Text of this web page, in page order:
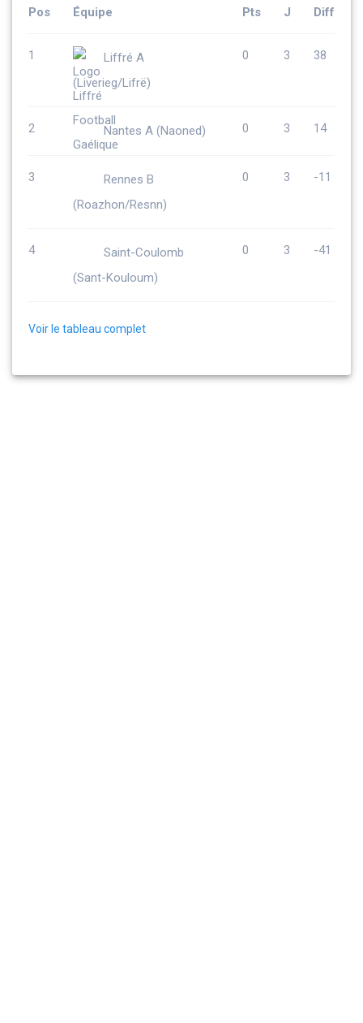
Pos Équipe Pts J Diff
1
Liffré A
(Liverieg/Lifrë)
0 3 38
2 Nantes A (Naoned) 0 3 14
3
Rennes B
(Roazhon/Resnn)
0 3 -11
4
Saint-Coulomb
(Sant-Kouloum)
0 3 -41
Voir le tableau complet